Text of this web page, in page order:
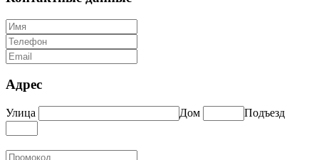
Адрес
Улица Дом Подъезд